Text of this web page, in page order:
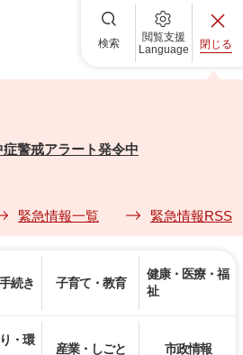
検索
閲覧支援
Language
閉じる
症警戒アラート発令中
緊急情報一覧 緊急情報RSS
続き 子育て・教育
健康・医療・福
祉
・環
産業・しごと 市政情報